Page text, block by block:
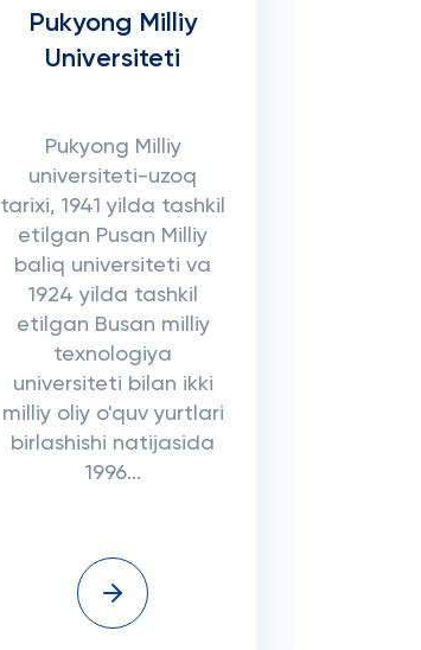
Pukyong Milliy
Universiteti
Pukyong Milliy
universiteti-uzoq
tarixi, 1941 yilda tashkil
etilgan Pusan Milliy
baliq universiteti va
1924 yilda tashkil
etilgan Busan milliy
texnologiya
universiteti bilan ikki
milliy oliy o'quv yurtlari
birlashishi natijasida
1996...